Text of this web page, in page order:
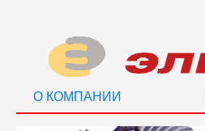
О КОМПАНИИ